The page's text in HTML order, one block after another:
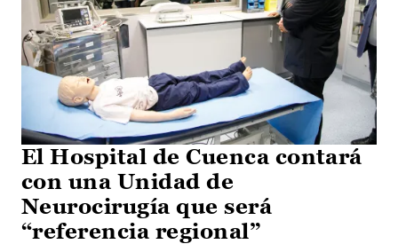
El Hospital de Cuenca contará
con una Unidad de
Neurocirugía que será
“referencia regional”